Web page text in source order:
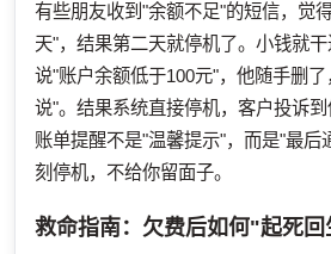
有些朋友收到"余额不足"的短信，觉
天"，结果第二天就停机了。小钱就
说"账户余额低于100元"，他随手删
说"。结果系统直接停机，客户投诉
账单提醒不是"温馨提示"，而是"最
刻停机，不给你留面子。
救命指南：欠费后如何"起死回